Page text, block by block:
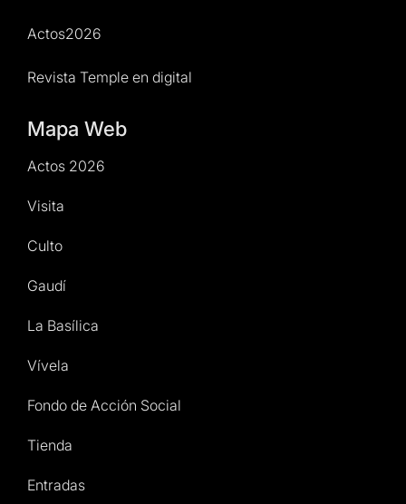
Actos2026
Revista Temple en digital
Mapa Web
Actos 2026
Visita
Culto
Gaudí
La Basílica
Vívela
Fondo de Acción Social
Tienda
Entradas